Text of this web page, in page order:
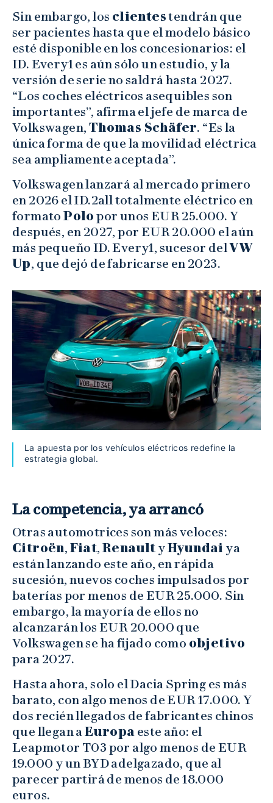
Sin embargo, los clientestendrán que
ser pacientes hasta que el modelo básico
esté disponible en los concesionarios: el
ID. Every1 es aún sólo un estudio, y la
versión de serie no saldrá hasta 2027.
“Los coches eléctricos asequibles son
importantes”, afirma el jefe de marca de
Volkswagen, Thomas Schäfer. “Es la
única forma de que la movilidad eléctrica
sea ampliamente aceptada”.
Volkswagen lanzará al mercado primero
en 2026 el ID.2all totalmente eléctrico en
formatoPolo por unos EUR 25.000. Y
después, en 2027, por EUR 20.000 el aún
más pequeño ID. Every1, sucesor delVW
Up, que dejó de fabricarse en 2023.
La apuesta por los vehículos eléctricos redefine la
estrategia global.
La competencia, ya arrancó
Otras automotrices son más veloces:
Citroën, Fiat,Renault yHyundai ya
están lanzando este año, en rápida
sucesión, nuevos coches impulsados por
baterías por menos de EUR 25.000. Sin
embargo, la mayoría de ellos no
alcanzarán los EUR 20.000 que
Volkswagen se ha fijado como objetivo
para 2027.
Hasta ahora, solo el Dacia Spring es más
barato, con algo menos de EUR 17.000. Y
dos recién llegados de fabricantes chinos
que llegan aEuropa este año: el
Leapmotor T03 por algo menos de EUR
19.000 y un BYD adelgazado, que al
parecer partirá de menos de 18.000
euros.